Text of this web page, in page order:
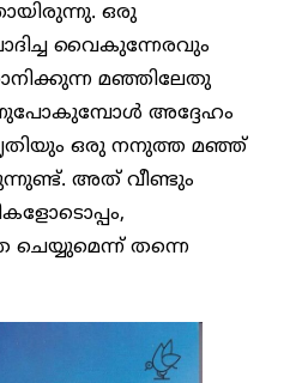
ഒരു
വൈകുന്നേരവും
മഞ്ഞിലേതു
അദ്ദേഹം
ഒരു നനുത്ത മഞ്ഞ്
അത് വീണ്ടും
തന്നെ